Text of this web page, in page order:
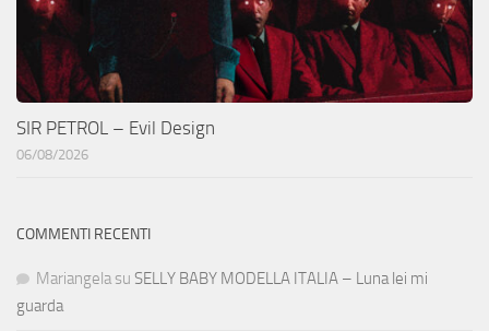
SIR PETROL – Evil Design
06/08/2026
COMMENTI RECENTI
Mariangela su SELLY BABY MODELLA ITALIA – Luna lei mi
guarda